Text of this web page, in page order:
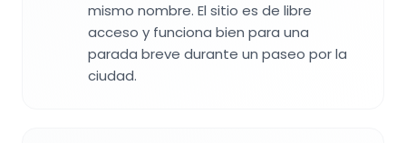
mismo nombre. El sitio es de libre
acceso y funciona bien para una
parada breve durante un paseo por la
ciudad.